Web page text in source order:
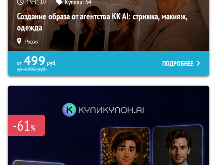
13:31:06 Купили:64
Создание образа от агентства KK AI: стрижка, макияж,
одежда
Россия
от 499 руб.
до6400руб.
ПОДРОБНЕЕ
-61%